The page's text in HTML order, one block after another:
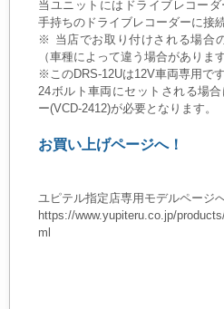
当ユニットにはドライブレコー
手持ちのドライブレコーダーに接
※ 当店でお取り付けされる場合
（車種によって違う場合があります
※このDRS-12Uは12V車両専用です
24ボルト車両にセットされる場
ー(VCD-2412)が必要となります。
お買い上げページへ！
ユピテル指定店専用モデルページ
https://www.yupiteru.co.jp/
ml